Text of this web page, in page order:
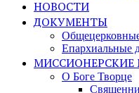
НОВОСТИ
ДОКУМЕНТЫ
Епархиальные
МИССИОНЕРСКИЕ
О Боге Творце